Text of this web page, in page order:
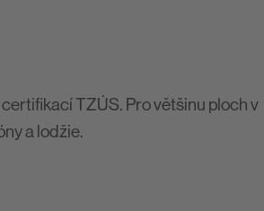
TZÚS. Pro většinu ploch v
a lodžie.